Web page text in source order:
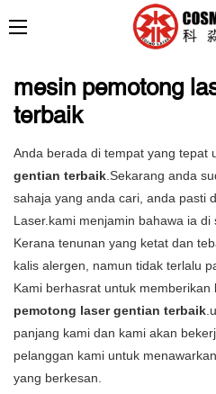
mesin pemotong
terbaik
Anda berada di tempat yang tepat
gentian terbaik.Sekarang anda
sahaja yang anda cari, anda pasti
Laser.kami menjamin bahawa ia di
Kerana tenunan yang ketat dan
kalis alergen, namun tidak terlalu
Kami berhasrat untuk memberikan
pemotong laser gentian terbaik
panjang kami dan kami akan
pelanggan kami untuk
yang berkesan.